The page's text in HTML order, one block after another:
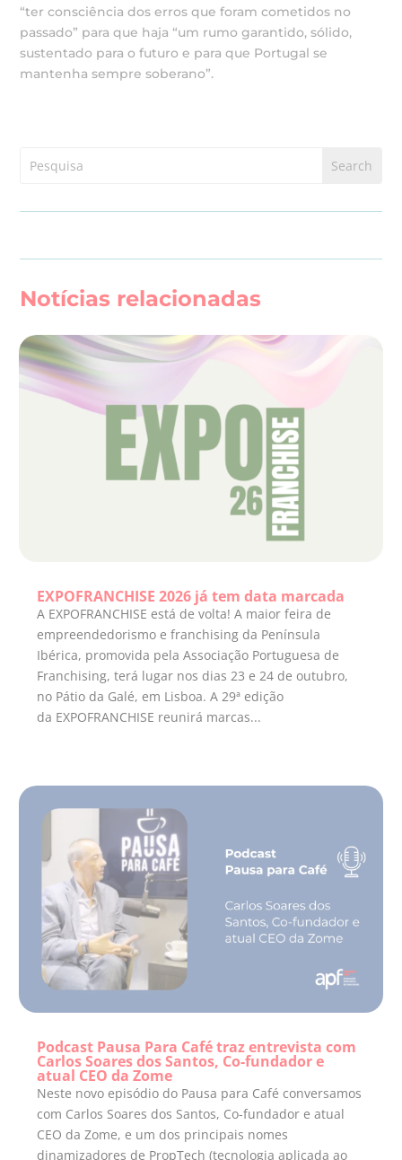
“ter consciência dos erros que foram cometidos no
passado” para que haja “um rumo garantido, sólido,
sustentado para o futuro e para que Portugal se
mantenha sempre soberano”.
Notícias relacionadas
EXPOFRANCHISE 2026 já tem data marcada
A EXPOFRANCHISE está de volta! A maior feira de
empreendedorismo e franchising da Península
Ibérica, promovida pela Associação Portuguesa de
Franchising, terá lugar nos dias 23 e 24 de outubro,
no Pátio da Galé, em Lisboa. A 29ª edição
da EXPOFRANCHISE reunirá marcas...
Podcast Pausa Para Café traz entrevista com
Carlos Soares dos Santos, Co-fundador e
atual CEO da Zome
Neste novo episódio do Pausa para Café conversamos
com Carlos Soares dos Santos, Co-fundador e atual
CEO da Zome, e um dos principais nomes
dinamizadores de PropTech (tecnologia aplicada ao